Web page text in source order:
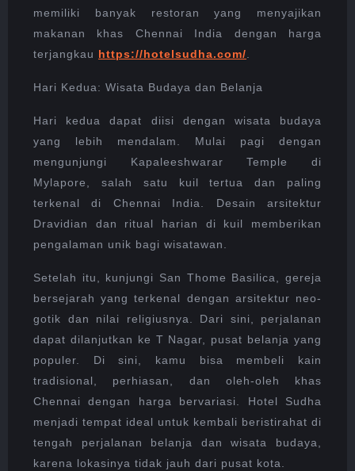
memiliki banyak restoran yang menyajikan
makanan khas Chennai India dengan harga
terjangkau https://hotelsudha.com/.
Hari Kedua: Wisata Budaya dan Belanja
Hari kedua dapat diisi dengan wisata budaya
yang lebih mendalam. Mulai pagi dengan
mengunjungi Kapaleeshwarar Temple di
Mylapore, salah satu kuil tertua dan paling
terkenal di Chennai India. Desain arsitektur
Dravidian dan ritual harian di kuil memberikan
pengalaman unik bagi wisatawan.
Setelah itu, kunjungi San Thome Basilica, gereja
bersejarah yang terkenal dengan arsitektur neo-
gotik dan nilai religiusnya. Dari sini, perjalanan
dapat dilanjutkan ke T Nagar, pusat belanja yang
populer. Di sini, kamu bisa membeli kain
tradisional, perhiasan, dan oleh-oleh khas
Chennai dengan harga bervariasi. Hotel Sudha
menjadi tempat ideal untuk kembali beristirahat di
tengah perjalanan belanja dan wisata budaya,
karena lokasinya tidak jauh dari pusat kota.